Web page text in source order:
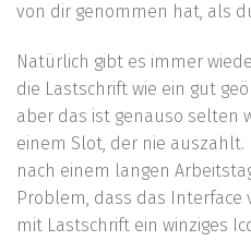
von dir genommen hat, als
Natürlich gibt es immer
die Lastschrift wie ein gut
aber das ist genauso selten
einem Slot, der nie
nach einem langen
Problem, dass das Interface
mit Lastschrift ein winziges